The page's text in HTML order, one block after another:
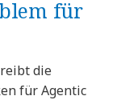
für
die
für Agentic